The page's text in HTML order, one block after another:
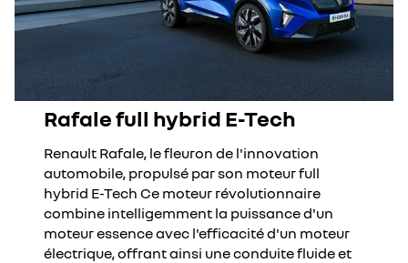
Rafale full hybrid E-Tech
Renault Rafale, le fleuron de l'innovation
automobile, propulsé par son moteur full
hybrid E-Tech Ce moteur révolutionnaire
combine intelligemment la puissance d'un
moteur essence avec l'efficacité d'un moteur
électrique, offrant ainsi une conduite fluide et